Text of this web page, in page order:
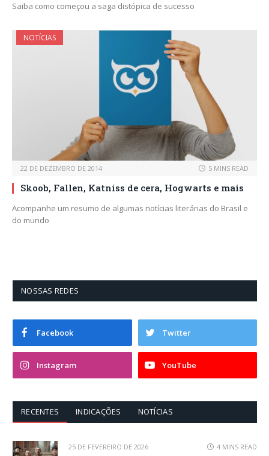
Saiba como começou a saga distópica de sucesso
NOTÍCIAS
22 DE DEZEMBRO DE 2014 5 MINS READ
Skoob, Fallen, Katniss de cera, Hogwarts e mais
Acompanhe um resumo de algumas notícias literárias do Brasil e
do mundo
NOSSAS REDES
Facebook Twitter
Instagram YouTube
RECENTES INDICAÇÕES NOTÍCIAS
25 DE FEVEREIRO DE 2026 4 MINS READ